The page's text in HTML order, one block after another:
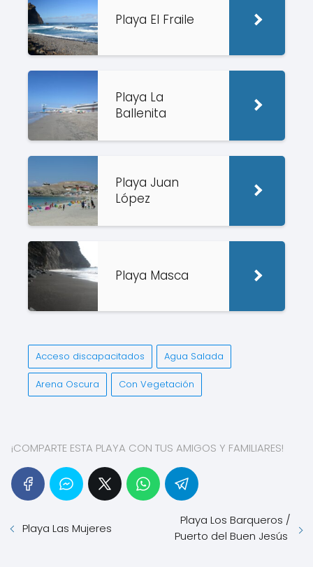
Playa El Fraile
Playa La
Ballenita
Playa Juan
López
Playa Masca
Acceso discapacitados Agua Salada
Arena Oscura Con Vegetación
¡COMPARTE ESTA PLAYA CON TUS AMIGOS Y FAMILIARES!
Playa Las Mujeres
Playa Los Barqueros /
Puerto del Buen Jesús